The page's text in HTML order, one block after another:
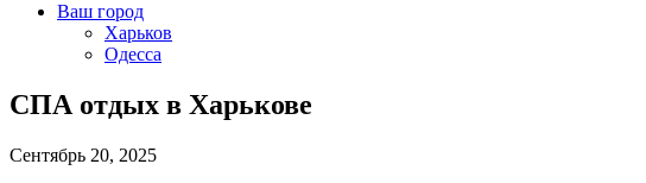
Ваш город
Харьков
Одесса
СПА отдых в Харькове
Сентябрь 20, 2025